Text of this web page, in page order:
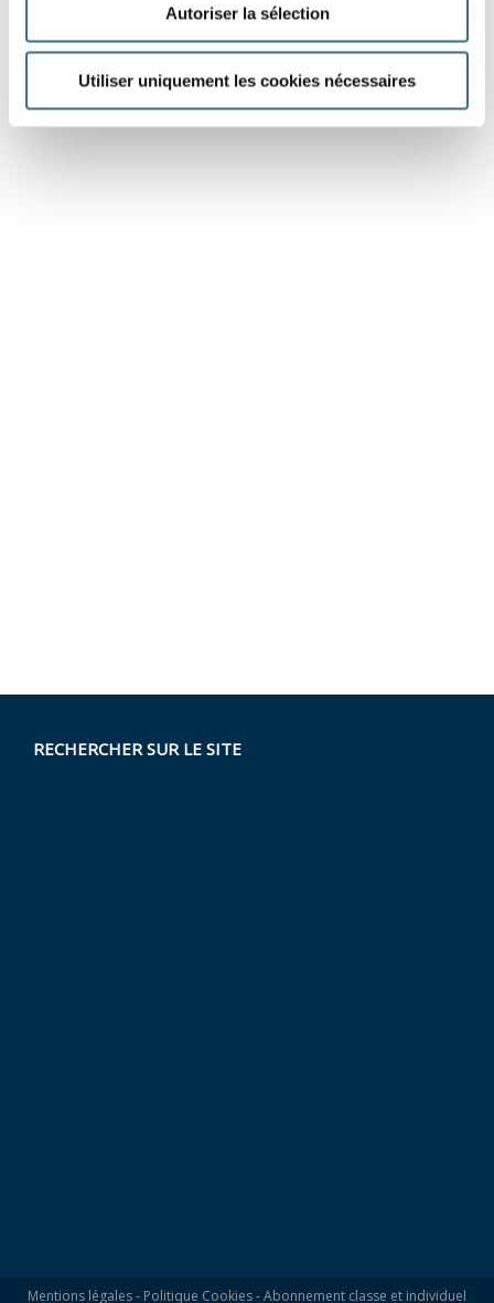
Autoriser la sélection
Utiliser uniquement les cookies nécessaires
RECHERCHER SUR LE SITE
Mentions légales- Politique Cookies-Abonnement classe et individuel